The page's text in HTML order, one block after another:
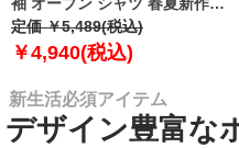
袖 オープン シャツ 春夏新作
azsh-260213 【fre】
定価 ￥5,489(税込)
￥4,940(税込)
新生活必須アイテム
デザイン豊富な